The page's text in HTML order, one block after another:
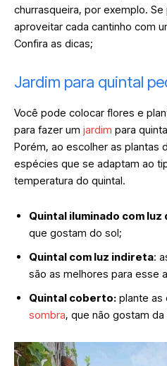
churrasqueira, por exemplo.
aproveitar cada cantinho com
Confira as dicas;
Jardim para quintal
Você pode colocar flores e
para fazer um jardim para
Porém, ao escolher as plantas
espécies que se adaptam ao
temperatura do quintal.
Quintal iluminado com
que gostam do sol;
Quintal com luz indireta:
são as melhores para esse
Quintal coberto: plante as
sombra, que não gostam da